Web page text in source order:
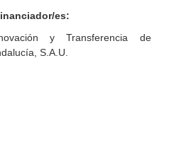
es:
y Transferencia de
S.A.U.